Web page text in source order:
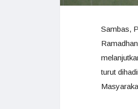
Sambas,
turut